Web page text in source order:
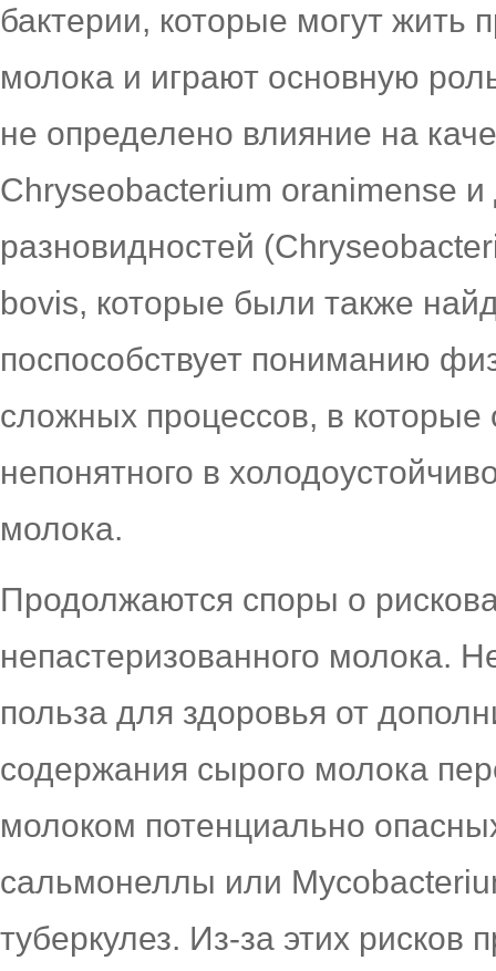
бактерии, которые могут
молока и играют основную
не определено влияние на
Chryseobacterium oranimense и
разновидностей
bovis, которые были также
поспособствует пониманию
сложных процессов, в
непонятного в
молока.
Продолжаются споры о
непастеризованного молока.
польза для здоровья от
содержания сырого молока
молоком потенциально
сальмонеллы или
туберкулез. Из-за этих рисков